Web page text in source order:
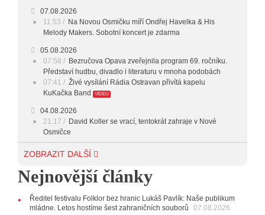
07.08.2026
11:53
Na Novou Osmičku míří Ondřej Havelka & His
Melody Makers. Sobotní koncert je zdarma
05.08.2026
07:58
Bezručova Opava zveřejnila program 69. ročníku.
Představí hudbu, divadlo i literaturu v mnoha podobách
07:41
Živé vysílání Rádia Ostravan přivítá kapelu
KuKačka Band
VIDEO
04.08.2026
21:17
David Koller se vrací, tentokrát zahraje v Nové
Osmičce
03.08.2026
Svatováclavského hudebního festivalu zbývá měsíc
11:00
Do Ostravy se vrací britští Modestep, vystoupí v
listopadu v klubu Barrák
VIDEO
ZOBRAZIT DALŠÍ
Nejnovější články
Ředitel festivalu Folklor bez hranic Lukáš Pavlík: Naše publikum
mládne. Letos hostíme šest zahraničních souborů
07.08.2026